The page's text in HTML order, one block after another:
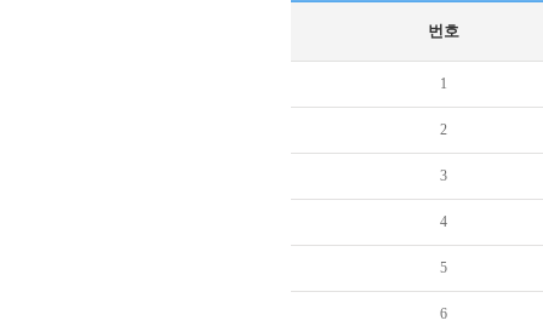
번호
1
2
3
4
5
6